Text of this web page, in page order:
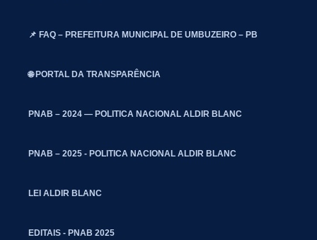
📌 FAQ – PREFEITURA MUNICIPAL DE UMBUZEIRO – PB
🌐 PORTAL DA TRANSPARÊNCIA
PNAB – 2024 — POLITICA NACIONAL ALDIR BLANC
PNAB – 2025 - POLITICA NACIONAL ALDIR BLANC
LEI ALDIR BLANC
EDITAIS - PNAB 2025